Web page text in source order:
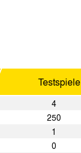
Testspiele
4
250
1
0